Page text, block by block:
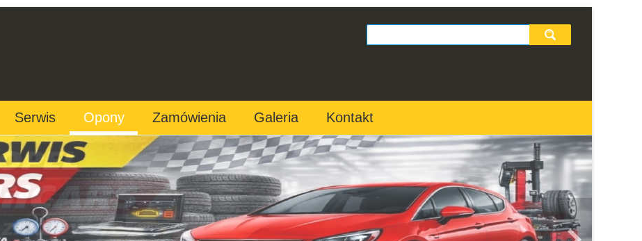
szukaj
Serwis Opony Zamówienia Galeria Kontakt